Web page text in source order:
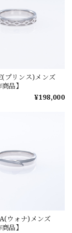
プリンス)メンズ
品】
¥198,000
ウォナ)メンズ
品】